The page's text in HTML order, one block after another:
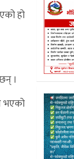
हो
।
भएको